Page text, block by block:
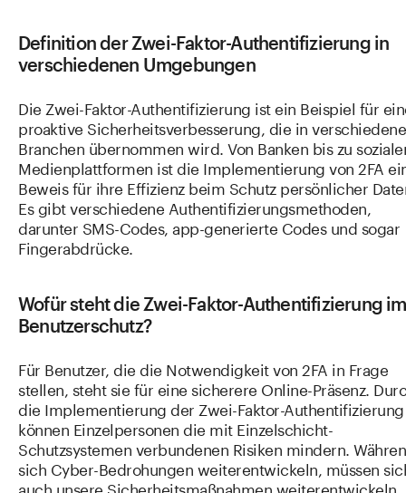
Definition der Zwei-Faktor-Authentifizierung in
verschiedenen Umgebungen
Die Zwei-Faktor-Authentifizierung ist ein Beispiel für
proaktive Sicherheitsverbesserung, die in
Branchen übernommen wird. Von Banken bis zu
Medienplattformen ist die Implementierung von 2FA
Beweis für ihre Effizienz beim Schutz persönlicher
Es gibt verschiedene Authentifizierungsmethoden,
darunter SMS-Codes, app-generierte Codes und sogar
Fingerabdrücke.
Wofür steht die Zwei-Faktor-Authentifizierung im
Benutzerschutz?
Für Benutzer, die die Notwendigkeit von 2FA in Frage
stellen, steht sie für eine sicherere Online-Präsenz.
die Implementierung der Zwei-Faktor-Authentifizierung
können Einzelpersonen die mit Einzelschicht-
Schutzsystemen verbundenen Risiken mindern.
sich Cyber-Bedrohungen weiterentwickeln, müssen
auch unsere Sicherheitsmaßnahmen weiterentwickeln.